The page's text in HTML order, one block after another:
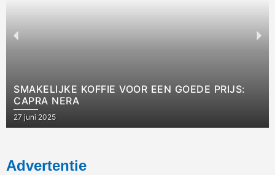
SMAKELIJKE KOFFIE VOOR EEN GOEDE PRIJS:
CAPRA NERA
27 juni 2025
Advertentie